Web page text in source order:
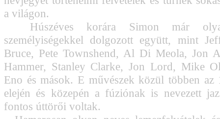
a világon.
Húszéves korára Simon már
személyiségekkel dolgozott együtt, mint
Bruce, Pete Townshend, Al Di Meola, Jon
Hammer, Stanley Clarke, Jon Lord, Mike
Eno és mások. E művészek közül többen az
elején és közepén a fúziónak is nevezett
fontos úttörői voltak.